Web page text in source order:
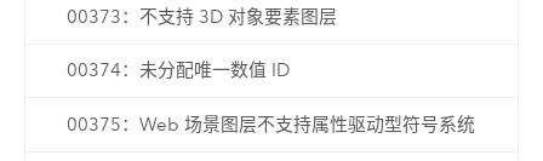
00373：不支持 3D 对象要素图层
00374：未分配唯一数值 ID
00375：Web 场景图层不支持属性驱动型符号系统